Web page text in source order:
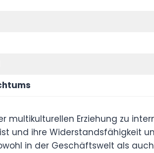
multikulturellen Erziehung zu
und ihre Widerstandsfähigkeit
in der Geschäftswelt als